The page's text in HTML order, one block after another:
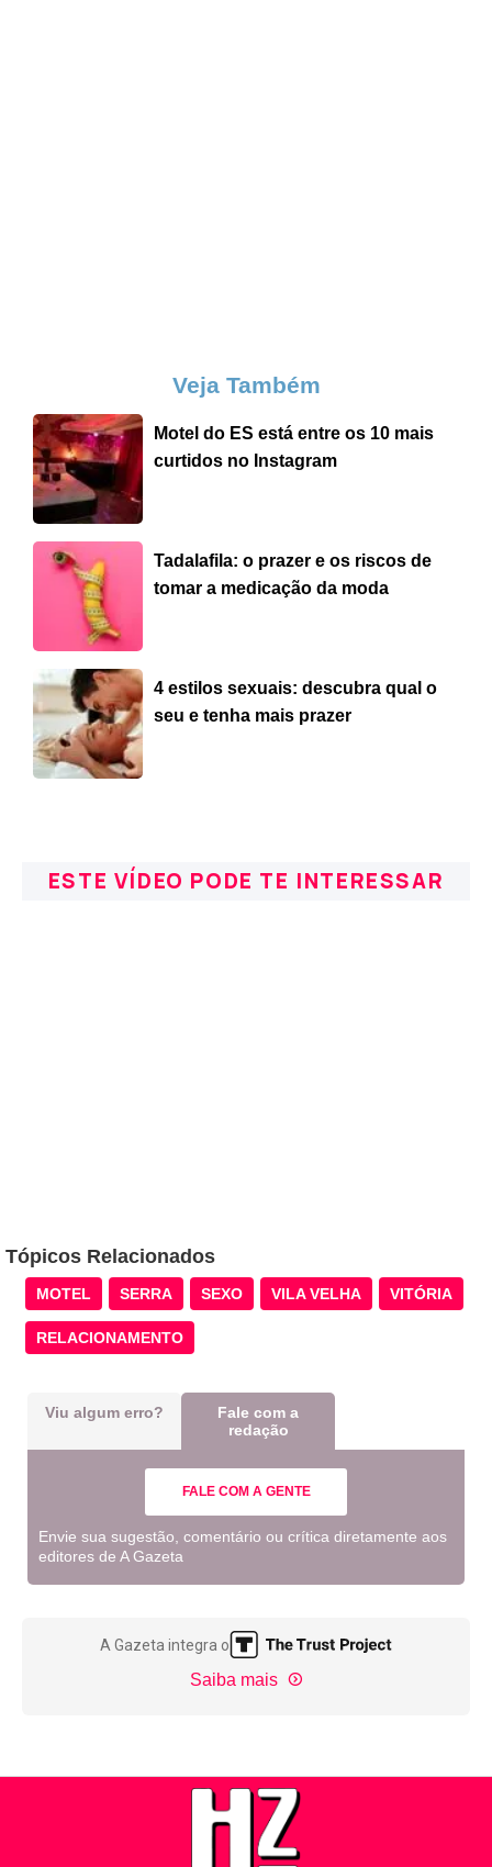
Veja Também
Motel do ES está entre os 10 mais
curtidos no Instagram
Tadalafila: o prazer e os riscos de
tomar a medicação da moda
4 estilos sexuais: descubra qual o
seu e tenha mais prazer
ESTE VÍDEO PODE TE INTERESSAR
Tópicos Relacionados
MOTEL SERRA SEXO VILA VELHA VITÓRIA
RELACIONAMENTO
Viu algum erro?
Fale com a
redação
FALE COM A GENTE
Envie sua sugestão, comentário ou crítica diretamente aos
editores de A Gazeta
A Gazeta integra o
Saiba mais